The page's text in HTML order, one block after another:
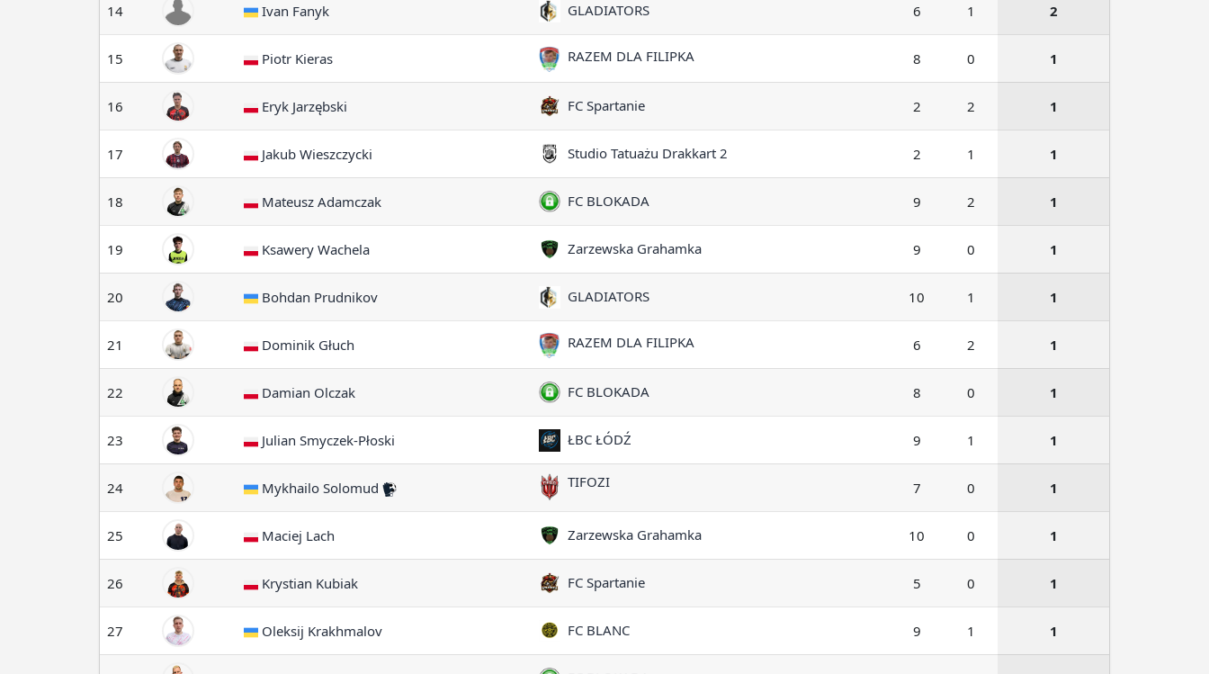
14 Ivan Fanyk GLADIATORS 6 1 2
15 Piotr Kieras RAZEM DLA FILIPKA 8 0 1
16 Eryk Jarzębski FC Spartanie 2 2 1
17 Jakub Wieszczycki Studio Tatuażu Drakkart 2 2 1 1
18 Mateusz Adamczak FC BLOKADA 9 2 1
19 Ksawery Wachela Zarzewska Grahamka 9 0 1
20 Bohdan Prudnikov GLADIATORS 10 1 1
21 Dominik Głuch RAZEM DLA FILIPKA 6 2 1
22 Damian Olczak FC BLOKADA 8 0 1
23 Julian Smyczek-Płoski ŁBC ŁÓDŹ 9 1 1
24 Mykhailo Solomud TIFOZI 7 0 1
25 Maciej Lach Zarzewska Grahamka 10 0 1
26 Krystian Kubiak FC Spartanie 5 0 1
27 Oleksij Krakhmalov FC BLANC 9 1 1